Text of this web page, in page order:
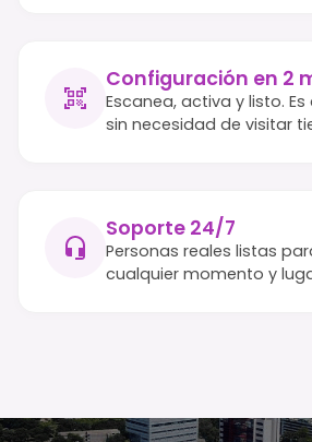
Configuración en 2
Escanea, activa y listo.
sin necesidad de visitar
Soporte 24/7
Personas reales listas
cualquier momento y